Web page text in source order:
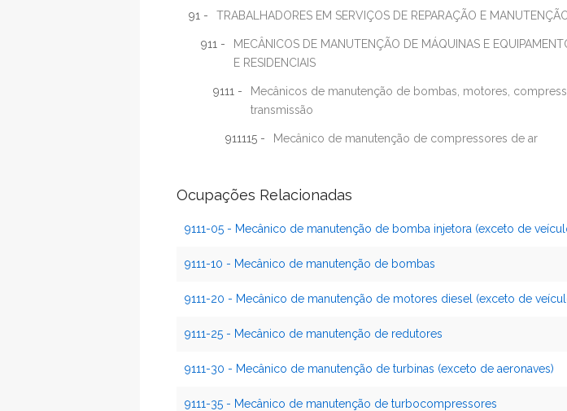
91 - TRABALHADORES EM SERVIÇOS DE REPARAÇÃO E
911 -
MECÂNICOS DE MANUTENÇÃO DE MÁQUINAS E
E RESIDENCIAIS
9111 -
Mecânicos de manutenção de bombas, motores,
transmissão
911115 - Mecânico de manutenção de compressores de ar
Ocupações Relacionadas
9111-05 - Mecânico de manutenção de bomba injetora (exceto de
9111-10 - Mecânico de manutenção de bombas
9111-20 - Mecânico de manutenção de motores diesel (exceto de
9111-25 - Mecânico de manutenção de redutores
9111-30 - Mecânico de manutenção de turbinas (exceto de aeronaves)
9111-35 - Mecânico de manutenção de turbocompressores